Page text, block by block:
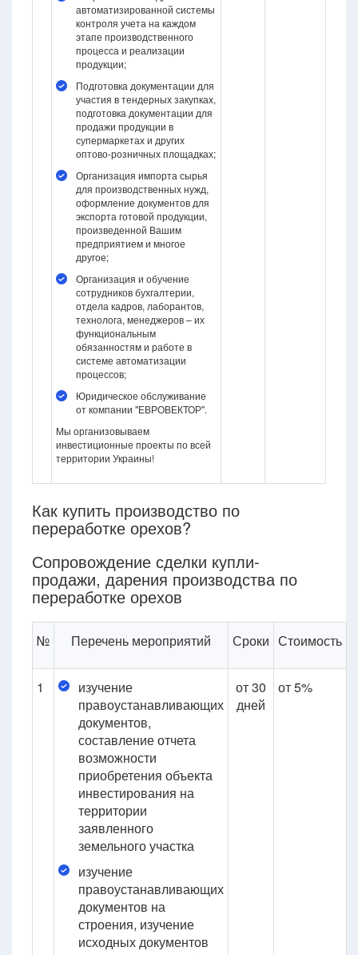
автоматизированной системы
контроля учета на каждом
этапе производственного
процесса и реализации
продукции;
Подготовка документации для
участия в тендерных закупках,
подготовка документации для
продажи продукции в
супермаркетах и других
оптово-розничных площадках;
Организация импорта сырья
для производственных нужд,
оформление документов для
экспорта готовой продукции,
произведенной Вашим
предприятием и многое
другое;
Организация и обучение
сотрудников бухгалтерии,
отдела кадров, лаборантов,
технолога, менеджеров – их
функциональным
обязанностям и работе в
системе автоматизации
процессов;
Юридическое обслуживание
от компании "ЕВРОВЕКТОР".
Мы организовываем
инвестиционные проекты по всей
территории Украины!
Как купить производство по
переработке орехов?
Сопровождение сделки купли-
продажи, дарения производства по
переработке орехов
№ Перечень мероприятий Сроки Стоимость
1
изучение
правоустанавливающих
документов,
составление отчета
возможности
приобретения объекта
инвестирования на
территории
заявленного
земельного участка
изучение
правоустанавливающих
документов на
строения, изучение
исходных документов
от 30
дней
от 5%